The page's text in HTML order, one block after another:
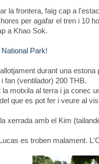
la frontera, faig cap a
per agafar el tren i 10
a Khao Sok.
National Park!
durant una
fan (ventilador) 200 THB.
la motxila al terra i ja conec
que es pot fer i veure al
xerrada amb el Kim
es troben malament.